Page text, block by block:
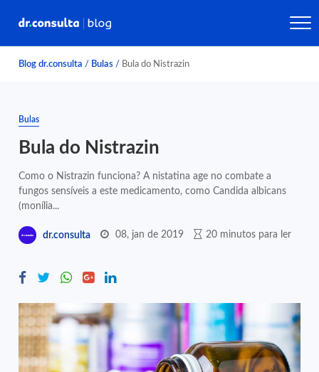
Blog dr.consulta / Bulas / Bula do Nistrazin
Bulas
Bula do Nistrazin
Como o Nistrazin funciona? A nistatina age no combate a
fungos sensíveis a este medicamento, como Candida albicans
(monília...
dr.consulta 08, jan de 2019 20 minutos para ler